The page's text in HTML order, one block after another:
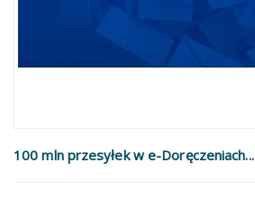
100 mln przesyłek w e-Doręczeniach...